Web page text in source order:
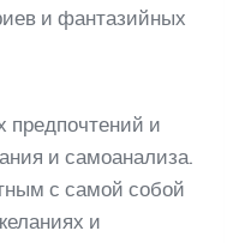
и фантазийных
предпочтений и
и самоанализа.
с самой собой
и